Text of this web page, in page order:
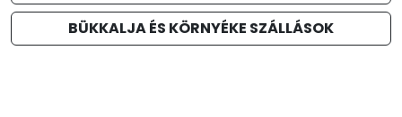
BÜKKALJA ÉS KÖRNYÉKE SZÁLLÁSOK